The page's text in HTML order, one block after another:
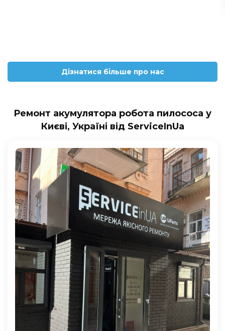
Дізнатися більше про нас
Ремонт акумулятора робота пилососа у
Києві, Україні від ServiceInUa